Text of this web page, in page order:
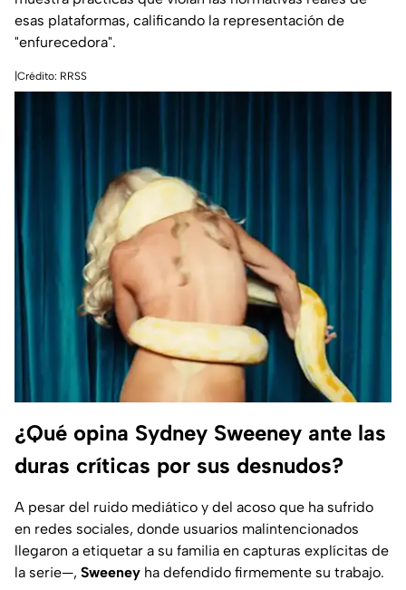
esas plataformas, calificando la representación de
"enfurecedora".
|Crédito: RRSS
¿Qué opina Sydney Sweeney ante las
duras críticas por sus desnudos?
A pesar del ruido mediático y del acoso que ha sufrido
en redes sociales, donde usuarios malintencionados
llegaron a etiquetar a su familia en capturas explícitas de
la serie—, Sweeney ha defendido firmemente su trabajo.